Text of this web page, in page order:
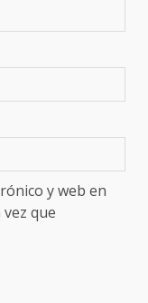
y web en
que